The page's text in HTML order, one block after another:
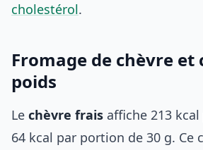
cholestérol.
Fromage de chèvre et
poids
Le chèvre frais affiche 213
64 kcal par portion de 30 g. Ce